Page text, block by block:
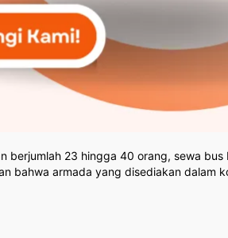
berjumlah 23 hingga 40 orang, sewa
bahwa armada yang disediakan dalam